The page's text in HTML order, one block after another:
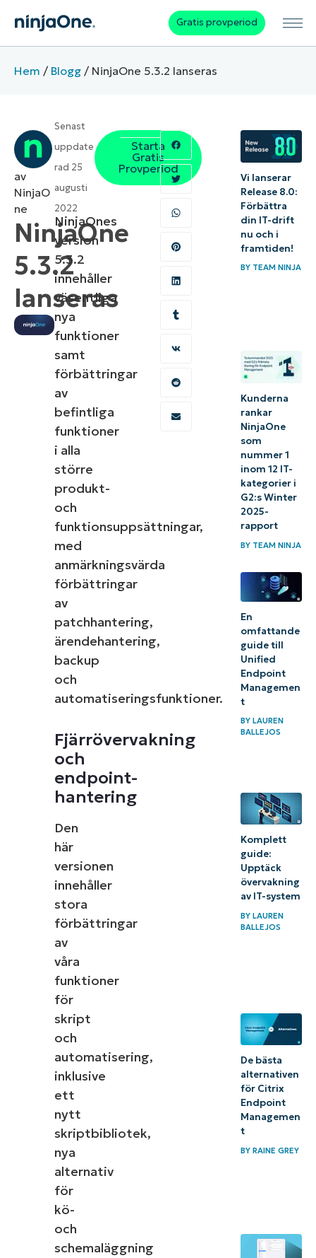
Gratis provperiod
Hem / Blogg / NinjaOne 5.3.2 lanseras
NinjaOne
5.3.2
lanseras
av
NinjaO
ne
Senast
uppdate
rad 25
augusti
2022
NinjaOnes
version
5.3.2
innehåller
väsentliga
nya
funktioner
samt
förbättringar
av
befintliga
funktioner
i alla
större
produkt-
och
funktionsuppsättningar,
med
anmärkningsvärda
förbättringar
av
patchhantering,
ärendehantering,
backup
och
automatiseringsfunktioner.
Fjärrövervakning
och
endpoint-
hantering
Den
här
versionen
innehåller
stora
förbättringar
av
våra
funktioner
för
skript
och
automatisering,
inklusive
ett
nytt
skriptbibliotek,
nya
alternativ
för
kö-
och
schemaläggning
Starta
Gratis
Provperiod
Vi lanserar
Release 8.0:
Förbättra
din IT-drift
nu och i
framtiden!
BYTEAM NINJA
Kunderna
rankar
NinjaOne
som
nummer 1
inom 12 IT-
kategorier i
G2:s Winter
2025-
rapport
BYTEAM NINJA
En
omfattande
guide till
Unified
Endpoint
Managemen
t
BYLAUREN
BALLEJOS
Komplett
guide:
Upptäck
övervakning
av IT-system
BYLAUREN
BALLEJOS
De bästa
alternativen
för Citrix
Endpoint
Managemen
t
BYRAINE GREY